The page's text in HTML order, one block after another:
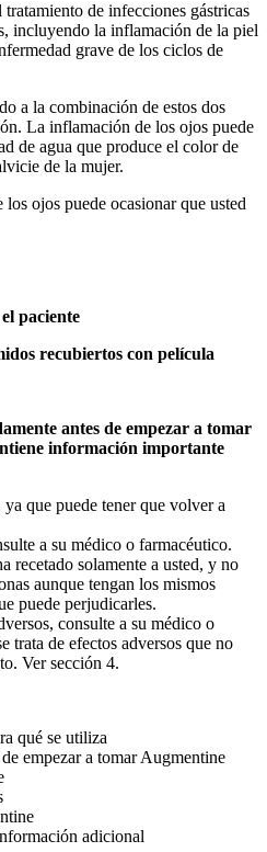
de infecciones gástricas
incluyendo la inflamación de la piel
grave de los ciclos de
a la combinación de estos dos
La inflamación de los ojos puede
de agua que produce el color de
de la mujer.
ojos puede ocasionar que usted
paciente
recubiertos con película
antes de empezar a tomar
información importante
que puede tener que volver a
a su médico o farmacéutico.
recetado solamente a usted, y no
aunque tengan los mismos
puede perjudicarles.
consulte a su médico o
trata de efectos adversos que no
Ver sección 4.
qué se utiliza
empezar a tomar Augmentine
adicional